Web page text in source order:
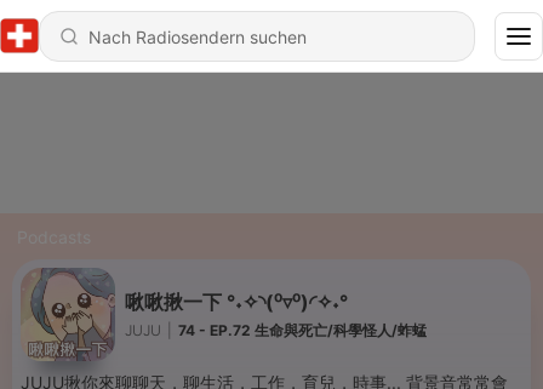
啾啾揪一下 °˖✧◝(⁰▿⁰)◜✧˖°
JUJU 74 - EP.72 生命與死亡/科學怪人/蚱蜢
JUJU揪你來聊聊天，聊生活，工作，育兒，時事... 背景音常常會